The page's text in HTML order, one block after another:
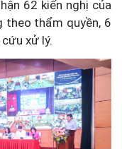
62 kiến nghị của
theo thẩm quyền, 6
xử lý.